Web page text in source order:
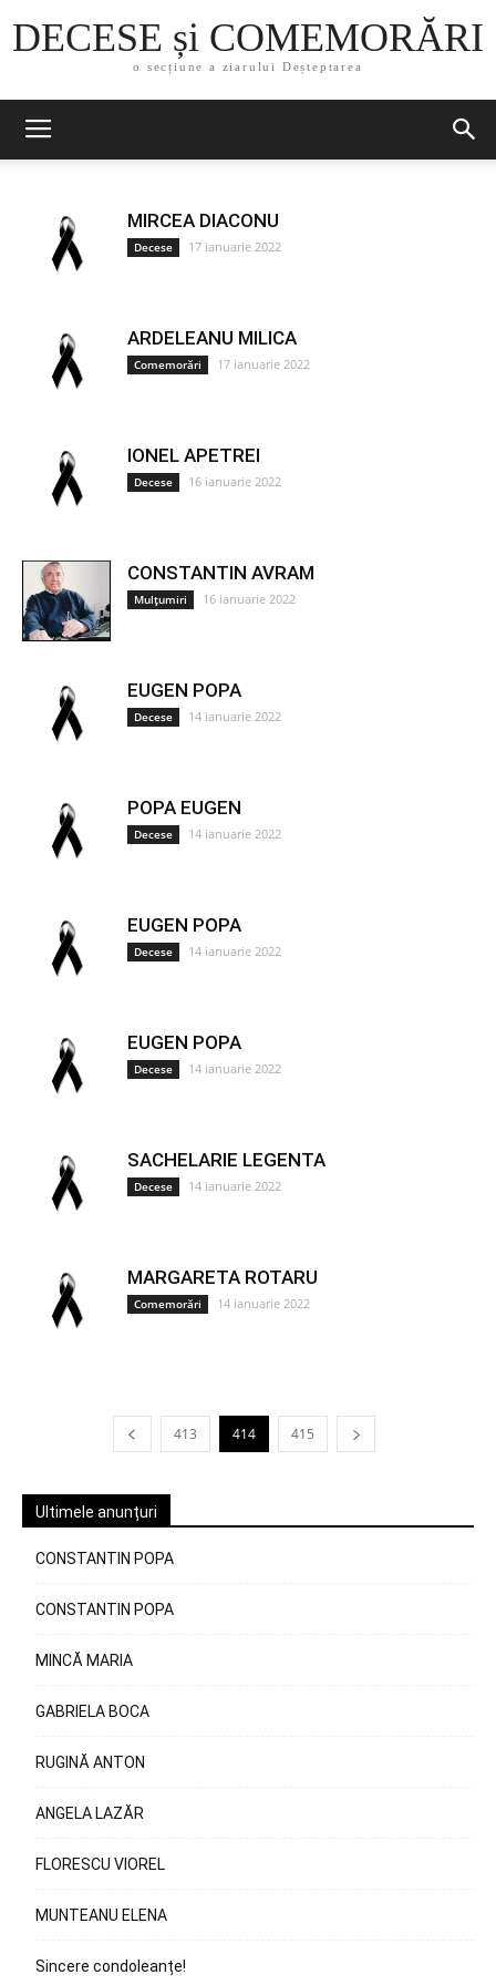
DECESE și COMEMORĂRI
o secțiune a ziarului Deșteptarea
MIRCEA DIACONU
Decese 17 ianuarie 2022
ARDELEANU MILICA
Comemorări 17 ianuarie 2022
IONEL APETREI
Decese 16 ianuarie 2022
CONSTANTIN AVRAM
Mulțumiri 16 ianuarie 2022
EUGEN POPA
Decese 14 ianuarie 2022
POPA EUGEN
Decese 14 ianuarie 2022
EUGEN POPA
Decese 14 ianuarie 2022
EUGEN POPA
Decese 14 ianuarie 2022
SACHELARIE LEGENTA
Decese 14 ianuarie 2022
MARGARETA ROTARU
Comemorări 14 ianuarie 2022
413 414 415
Ultimele anunțuri
CONSTANTIN POPA
CONSTANTIN POPA
MINCĂ MARIA
GABRIELA BOCA
RUGINĂ ANTON
ANGELA LAZĂR
FLORESCU VIOREL
MUNTEANU ELENA
Sincere condoleanțe!